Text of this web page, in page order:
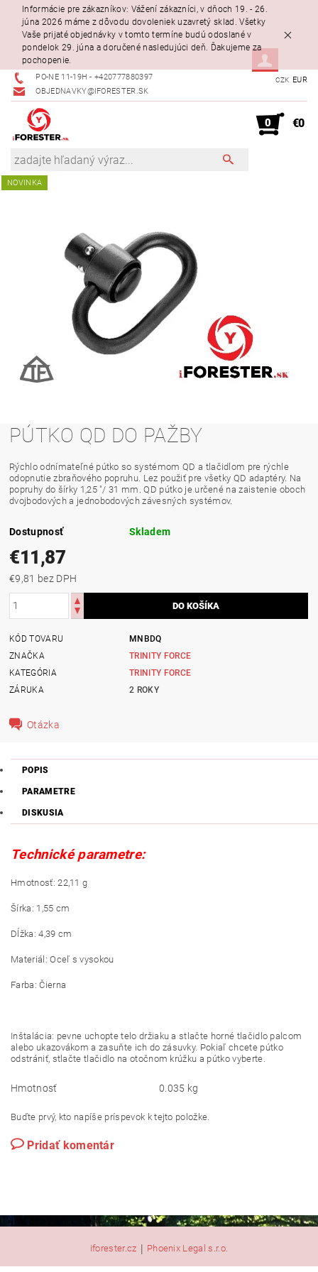
Informácie pre zákazníkov: Vážení zákazníci, v dňoch 19. - 26.
júna 2026 máme z dôvodu dovoleniek uzavretý sklad. Všetky
Vaše prijaté objednávky v tomto termíne budú odoslané v
pondelok 29. júna a doručené nasledujúci deň. Ďakujeme za
pochopenie.
PO-NE 11-19H - +420777880397
OBJEDNAVKY@IFORESTER.SK
CZK EUR
0 €0
NOVINKA
PÚTKO QD DO PAŽBY
Rýchlo odnímateľné pútko so systémom QD a tlačidlom pre rýchle
odopnutie zbraňového popruhu. Lez použiť pre všetky QD adaptéry. Na
popruhy do šírky 1,25 "/ 31 mm. QD pútko je určené na zaistenie oboch
dvojbodových a jednobodových závesných systémov.
Dostupnosť Skladem
€11,87
€9,81 bez DPH
KÓD TOVARU
MNBDQ
ZNAČKA
TRINITY FORCE
KATEGÓRIA
TRINITY FORCE
ZÁRUKA
2 ROKY
Otázka
POPIS
PARAMETRE
DISKUSIA
Technické parametre:
Hmotnosť: 22,11 g
Šírka: 1,55 cm
Dĺžka: 4,39 cm
Materiál: Oceľ s vysokou
Farba: Čierna
Inštalácia: pevne uchopte telo držiaku a stlačte horné tlačidlo palcom
alebo ukazovákom a zasuňte ich do zásuvky. Pokiaľ chcete pútko
odstrániť, stlačte tlačidlo na otočnom krúžku a pútko vyberte.
Hmotnosť 0.035 kg
Buďte prvý, kto napíše príspevok k tejto položke.
Pridať komentár
iforester.cz Phoenix Legal s.r.o.